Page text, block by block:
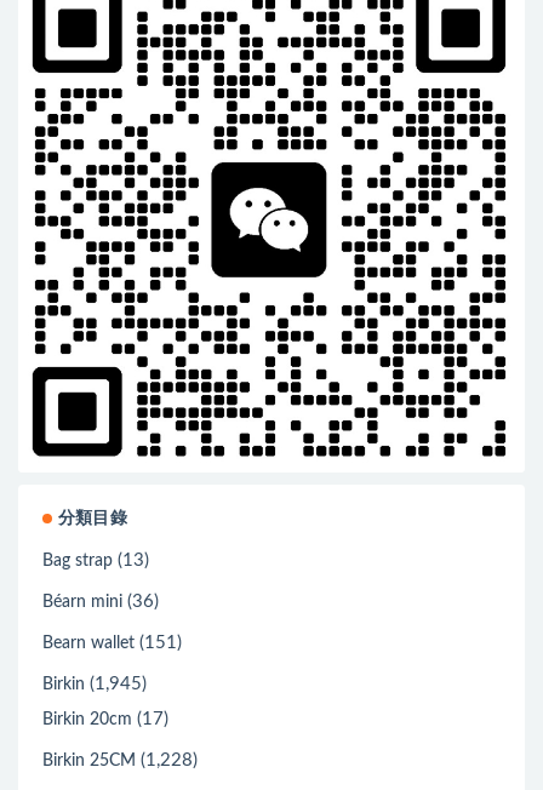
分類目錄
Bag strap (13)
Béarn mini (36)
Bearn wallet (151)
Birkin (1,945)
Birkin 20cm (17)
Birkin 25CM (1,228)